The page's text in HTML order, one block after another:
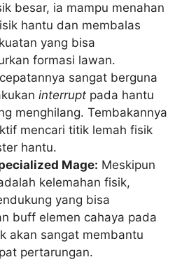
besar, ia mampu menahan
hantu dan membalas
yang bisa
formasi lawan.
sangat berguna
interrupt pada hantu
menghilang. Tembakannya
mencari titik lemah fisik
hantu.
Mage: Meskipun
kelemahan fisik,
yang bisa
buff elemen cahaya pada
akan sangat membantu
pertarungan.